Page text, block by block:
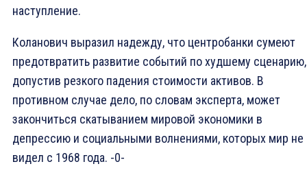
наступление.
​Коланович выразил надежду, что центробанки сумеют
предотвратить развитие событий по худшему
допустив резкого падения стоимости активов. В
противном случае дело, по словам эксперта, может
закончиться скатыванием мировой экономики в
депрессию и социальными волнениями, которых мир не
видел с 1968 года.​ -0-